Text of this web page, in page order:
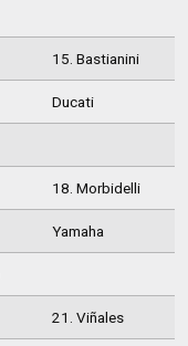
15. Bastianini
Ducati
18. Morbidelli
Yamaha
21. Viñales